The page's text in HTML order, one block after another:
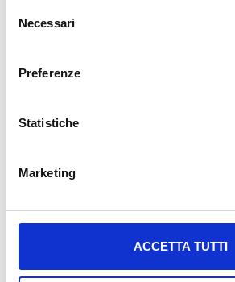
Necessari
Preferenze
Statistiche
Marketing
ACCETTA TUTTI
delle persone e delle comunità.
Linea di ricerca 3 –
La linea di ricerca “Progresso e
innovative per promuovere il progresso
implicazioni delle nuove